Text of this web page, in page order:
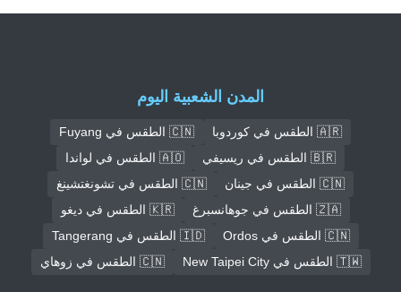
المدن الشعبية اليوم
🇦🇷 الطقس في كوردوبا
🇨🇳 الطقس في Fuyang
🇧🇷 الطقس في ريسيفي
🇦🇴 الطقس في لواندا
🇨🇳 الطقس في جينان
🇨🇳 الطقس في تشونغتشينغ
🇿🇦 الطقس في جوهانسبرغ
🇰🇷 الطقس في ديغو
🇨🇳 الطقس في Ordos
🇮🇩 الطقس في Tangerang
🇹🇼 الطقس في New Taipei City
🇨🇳 الطقس في زوهاي